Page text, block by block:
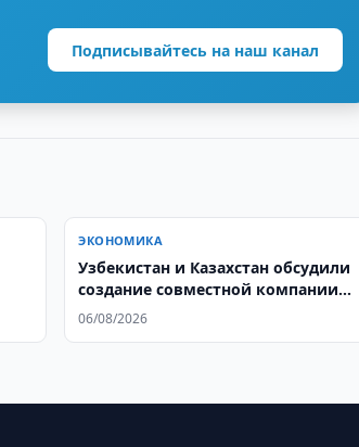
Подписывайтесь на наш канал
ЭКОНОМИКА
Узбекистан и Казахстан обсудили
создание совместной компании
по проверке добросовестности
06/08/2026